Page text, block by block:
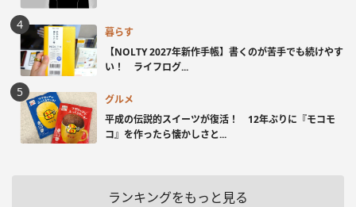
暮らす
【NOLTY 2027年新作手帳】書くのが苦手でも続けやす
い！ ライフログ...
グルメ
平成の伝説的スイーツが復活！ 12年ぶりに『モコモ
コ』を作ったら懐かしさと...
ランキングをもっと見る